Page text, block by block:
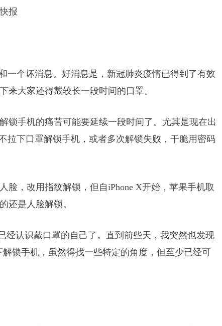
报
一个坏消息。好消息是，新冠肺炎疫情已得到了有效
来大家还得戴较长一段时间的口罩。
锁手机的痛苦可能要延续一段时间了。尤其是现在出
拉下口罩解锁手机，或者多次解锁失败，干脆用密码
脸，改用指纹解锁，但自iPhone X开始，苹果手机取
还是人脸解锁。
经认识戴口罩的自己了。直到前些天，我突然也发现
解锁手机，虽然得找一些特定的角度，但至少已经可